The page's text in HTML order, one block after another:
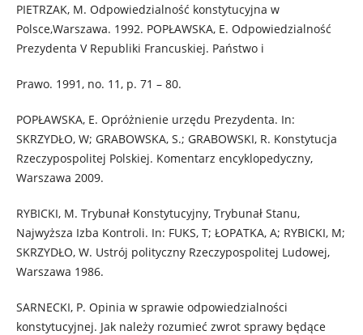
PIETRZAK, M. Odpowiedzialność konstytucyjna w
Polsce,Warszawa. 1992. POPŁAWSKA, E. Odpowiedzialność
Prezydenta V Republiki Francuskiej. Państwo i
Prawo. 1991, no. 11, p. 71 – 80.
POPŁAWSKA, E. Opróżnienie urzędu Prezydenta. In:
SKRZYDŁO, W; GRABOWSKA, S.; GRABOWSKI, R. Konstytucja
Rzeczypospolitej Polskiej. Komentarz encyklopedyczny,
Warszawa 2009.
RYBICKI, M. Trybunał Konstytucyjny, Trybunał Stanu,
Najwyższa Izba Kontroli. In: FUKS, T; ŁOPATKA, A; RYBICKI, M;
SKRZYDŁO, W. Ustrój polityczny Rzeczypospolitej Ludowej,
Warszawa 1986.
SARNECKI, P. Opinia w sprawie odpowiedzialności
konstytucyjnej. Jak należy rozumieć zwrot sprawy będące